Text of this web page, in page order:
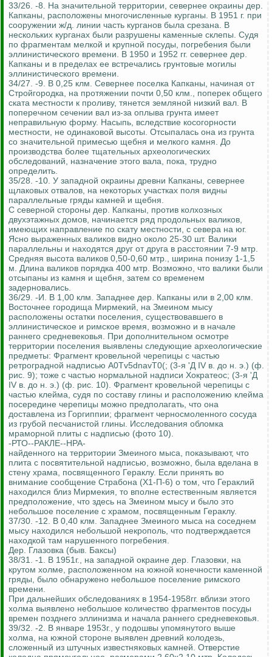
33/26. -8. На значительной территории, севернее окраины дер.
Капканы, расположены многочисленные курганы. В 1951 г. при
сооружении ж/д. линии часть курганов была срезана. В
нескольких курганах были разрушены каменные склепы. Судя
по фрагментам мелкой и крупной посуды, погребения были
эллинистического времени. В 1950 и 1952 гг. севернее дер.
Капканы и в пределах ее встречались грунтовые могилы
эллинистического времени.
34/27. -9. В 0,25 клм. Севернее поселка Капканы, начиная от
Стройгородка, на протяжении почти 0,50 клм., поперек общего
ската местности к проливу, тянется земляной низкий вал. В
поперечном сечении вал из-за оплыва грунта имеет
неправильную форму. Насыпь, вследствие косогорности
местности, не одинаковой высоты. Отсыпалась она из грунта
со значительной примесью щебня и мелкого камня. До
производства более тщательных археологических
обследований, назначение этого вала, пока, трудно
определить.
35/28. -10. У западной окраины древни Капканы, севернее
щлаковых отвалов, на некоторых участках поля видны
параллельные гряды камней и щебня.
С северной стороны дер. Капканы, против колхозных
двухэтажных домов, начинается ряд продольных валиков,
имеющих направление по скату местности, с севера на юг.
Ясно выраженных валиков видно около 25-30 шт. Валики
параллельны и находятся друг от друга в расстоянии 7-9 мтр.
Средняя высота валиков 0,50-0,60 мтр., ширина понизу 1-1,5
м. Длина валиков порядка 400 мтр. Возможно, что валики были
отсыпаны из камня и щебня, затем со временем
задерновались.
36/29. -И. В 1,00 клм. Западнее дер. Капканы или в 2,00 клм.
Восточнее городища Мирмекий, на Змеином мысу
расположены остатки поселения, существовавшего в
эллинистическое и римское время, возможно и в начале
раннего средневековья. При дополнительном осмотре
территории поселения выявлены следующие археологические
предметы: Фрагмент кровельной черепицы с частью
ретроградной надписью A0Tv5dnavT0(; (3-я 'Д IV в. до н. э.) (ф.
рис. 9); тоже с частью нормальной надписи Хократеос; (3-я 'Д
IV в. до н. э.) (ф. рис. 10). Фрагмент кровельной черепицы с
частью клейма, судя по составу глины и расположению клейма
посередине черепицы можно предполагать, что она
доставлена из Горгиппии; фрагмент черносмоленного сосуда
из грубой песчанистой глины. Исследования обломка
мраморной плиты с надписью (фото 10).
-РТО--РАКЛЕ--НРА-
найденного на территории Змеиного мыса, показывают, что
плита с посвятительной надписью, возможно, была вделана в
стену храма, посвященного Гераклу. Если принять во
внимание сообщение Страбона (Х1-П-6) о том, что Гераклий
находился близ Мирмекия, то вполне естественным является
предположение, что здесь на Змеином мысу и было это
небольшое поселение с храмом, посвященным Гераклу.
37/30. -12. В 0,40 клм. Западнее Змеиного мыса на соседнем
мысу находился небольшой некрополь, что подтверждается
находкой там нарушенного погребения.
Дер. Глазовка (быв. Баксы)
38/31. -1. В 1951г., на западной окраине дер. Глазовки, на
крутом холме, расположенном на южной конечности каменной
гряды, было обнаружено небольшое поселение римского
времени.
При дальнейших обследованиях в 1954-1958гг. вблизи этого
холма выявлено небольшое количество фрагментов посуды
времен позднего эллинизма и начала раннего средневековья.
39/32. -2. В январе 1953г., у подошвы упомянутого выше
холма, на южной стороне выявлен древний колодезь,
сложенный из штучных известняковых камней. Отверстие